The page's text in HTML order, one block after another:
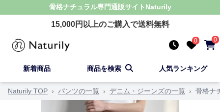
骨格ナチュラル専門通販サイト Naturily
15,000円以上のご購入で送料無料
0 0
新着商品 商品を検索 人気ランキング
Naturily TOP › パンツの一覧 › デニム・ジーンズの一覧 › 骨格ナ